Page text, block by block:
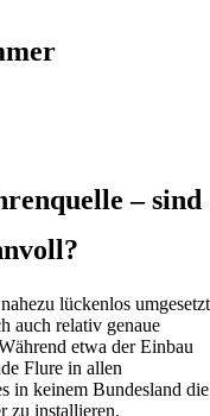
– sind
lückenlos umgesetzt
auch relativ genaue
etwa der Einbau
Flure in allen
in keinem Bundesland die
zu installieren.